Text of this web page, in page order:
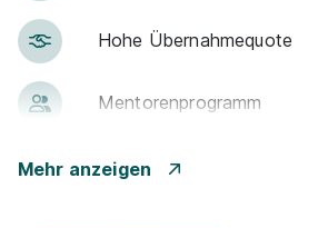
Hohe Über­nah­me­quote
Men­to­ren­pro­gramm
Betr. Alters­vor­sorge
Mehr anzeigen